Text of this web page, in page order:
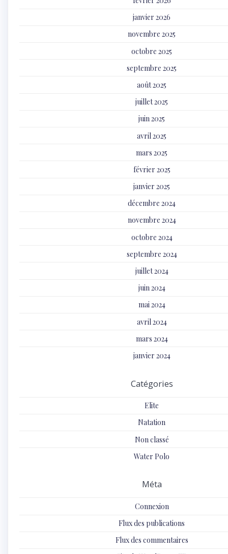
janvier 2026
novembre 2025
octobre 2025
septembre 2025
août 2025
juillet 2025
juin 2025
avril 2025
mars 2025
février 2025
janvier 2025
décembre 2024
novembre 2024
octobre 2024
septembre 2024
juillet 2024
juin 2024
mai 2024
avril 2024
mars 2024
janvier 2024
Catégories
Elite
Natation
Non classé
Water Polo
Méta
Connexion
Flux des publications
Flux des commentaires